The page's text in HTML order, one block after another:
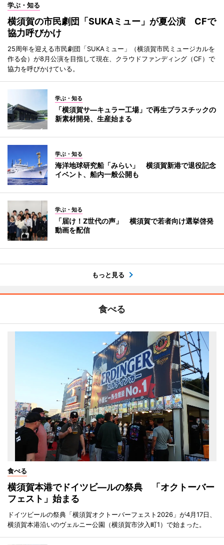
学ぶ・知る
横須賀の市民劇団「SUKAミュー」が夏公演 CFで
協力呼びかけ
25周年を迎える市民劇団「SUKAミュー」（横須賀市民ミュージカルを
作る会）が8月公演を目指して現在、クラウドファンディング（CF）で
協力を呼びかけている。
学ぶ・知る
「横須賀サ―キュラー工場」で再生プラスチックの
新素材開発、生産始まる
学ぶ・知る
海洋地球研究船「みらい」 横須賀新港で退役記念
イベント、船内一般公開も
学ぶ・知る
「届け！Z世代の声」 横須賀で若者向け選挙啓発
動画を配信
もっと見る
食べる
食べる
横須賀本港でドイツビ―ルの祭典 「オクトーバー
フェスト」始まる
ドイツビールの祭典「横須賀オクトーバーフェスト2026」が4月17日、
横須賀本港沿いのヴェルニー公園（横須賀市汐入町1）で始まった。